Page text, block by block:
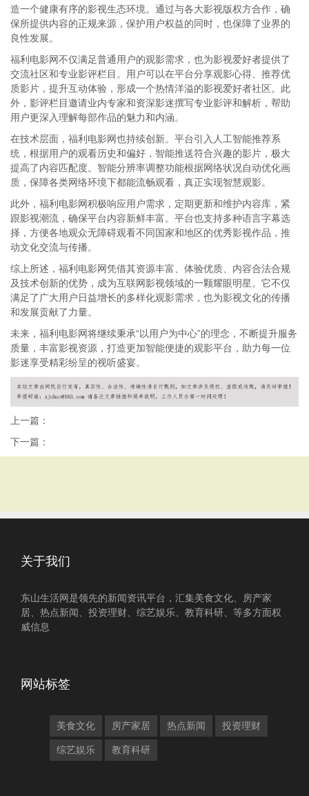
造一个健康有序的影视生态环境。通过与各大影视版权方合作，确
保所提供内容的正规来源，保护用户权益的同时，也保障了业界的
良性发展。
福利电影网不仅满足普通用户的观影需求，也为影视爱好者提供了
交流社区和专业影评栏目。用户可以在平台分享观影心得、推荐优
质影片，提升互动体验，形成一个热情洋溢的影视爱好者社区。此
外，影评栏目邀请业内专家和资深影迷撰写专业影评和解析，帮助
用户更深入理解每部作品的魅力和内涵。
在技术层面，福利电影网也持续创新。平台引入人工智能推荐系
统，根据用户的观看历史和偏好，智能推送符合兴趣的影片，极大
提高了内容匹配度。智能分辨率调整功能根据网络状况自动优化画
质，保障各类网络环境下都能流畅观看，真正实现智慧观影。
此外，福利电影网积极响应用户需求，定期更新和维护内容库，紧
跟影视潮流，确保平台内容新鲜丰富。平台也支持多种语言字幕选
择，方便各地观众无障碍观看不同国家和地区的优秀影视作品，推
动文化交流与传播。
综上所述，福利电影网凭借其资源丰富、体验优质、内容合法合规
及技术创新的优势，成为互联网影视领域的一颗耀眼明星。它不仅
满足了广大用户日益增长的多样化观影需求，也为影视文化的传播
和发展贡献了力量。
未来，福利电影网将继续秉承“以用户为中心”的理念，不断提升服务
质量，丰富影视资源，打造更加智能便捷的观影平台，助力每一位
影迷享受精彩纷呈的视听盛宴。
上一篇：
下一篇：
关于我们
东山生活网是领先的新闻资讯平台，汇集美食文化、房产家
居、热点新闻、投资理财、综艺娱乐、教育科研、等多方面权
威信息
网站标签
美食文化 房产家居 热点新闻 投资理财
综艺娱乐 教育科研